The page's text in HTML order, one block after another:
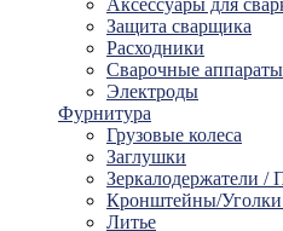
Защита сварщика
Расходники
Сварочные аппараты
Электроды
Фурнитура
Грузовые колеса
Заглушки
Зеркалодержатели /
Кронштейны/Уголки
Литье